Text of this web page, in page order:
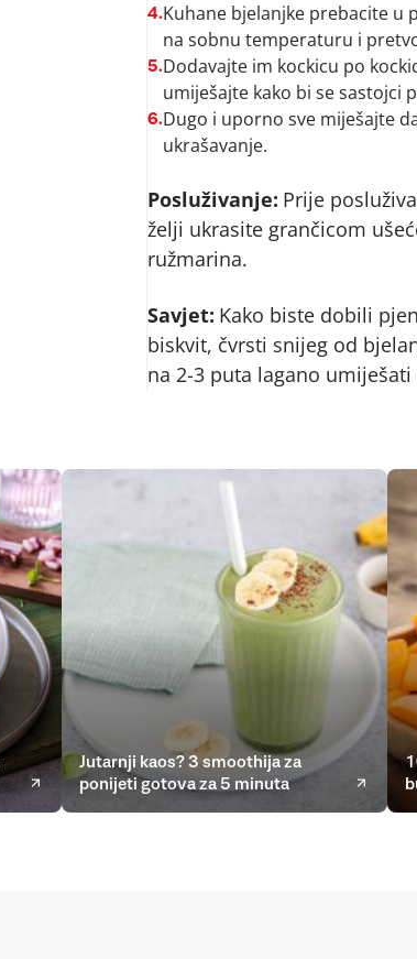
4.Kuhane bjelanjke prebacite u
na sobnu temperaturu i
5.Dodavajte im kockicu po
umiješajte kako bi se sastojci
6.Dugo i uporno sve miješajte
ukrašavanje.
Posluživanje: Prije
želji ukrasite grančicom
ružmarina.
Savjet: Kako biste dobili
biskvit, čvrsti snijeg od
na 2-3 puta lagano
Jutarnji kaos? 3 smoothija za
ponijeti gotova za 5 minuta